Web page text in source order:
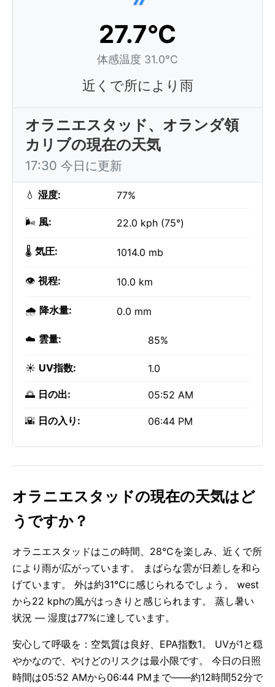
27.7°C
体感温度 31.0°C
近くで所により雨
オラニエスタッド、オランダ領
カリブの現在の天気
17:30 今日に更新
💧 湿度: 77%
🌬️ 風: 22.0 kph (75°)
🌡️ 気圧: 1014.0 mb
👁️ 視程: 10.0 km
🌧️ 降水量: 0.0 mm
☁️ 雲量: 85%
☀️ UV指数: 1.0
🌅 日の出: 05:52 AM
🌇 日の入り: 06:44 PM
オラニエスタッドの現在の天気はど
うですか？
オラニエスタッドはこの時間、28°Cを楽しみ、近くで所
により雨が広がっています。 まばらな雲が日差しを和ら
げています。 外は約31°Cに感じられるでしょう。 west
から22 kphの風がはっきりと感じられます。 蒸し暑い
状況 — 湿度は77%に達しています。
安心して呼吸を：空気質は良好、EPA指数1。 UVが1と穏
やかなので、やけどのリスクは最小限です。 今日の日照
時間は05:52 AMから06:44 PMまで——約12時間52分で